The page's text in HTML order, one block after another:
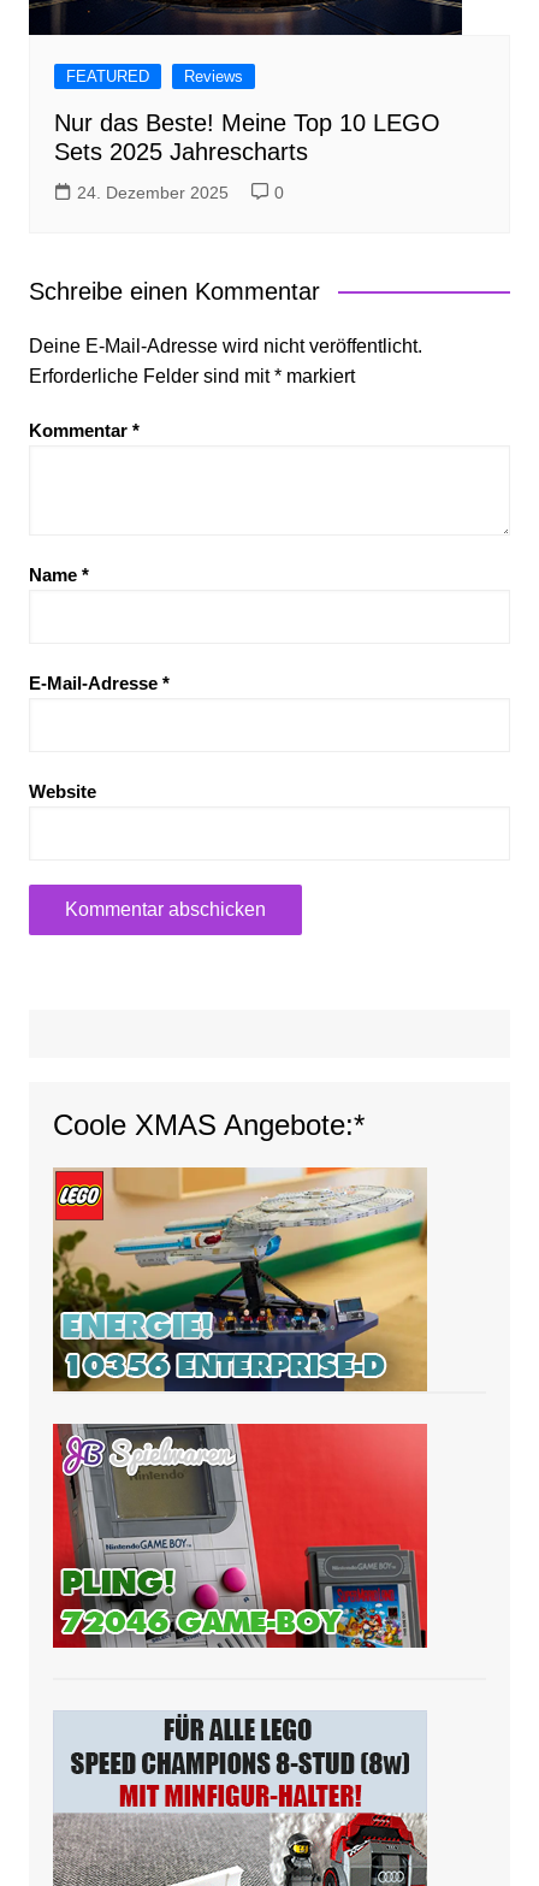
FEATURED Reviews
Nur das Beste! Meine Top 10 LEGO
Sets 2025 Jahrescharts
24. Dezember 2025 0
Schreibe einen Kommentar
Deine E-Mail-Adresse wird nicht veröffentlicht.
Erforderliche Felder sind mit*markiert
Kommentar *
Name *
E-Mail-Adresse *
Website
Coole XMAS Angebote:*